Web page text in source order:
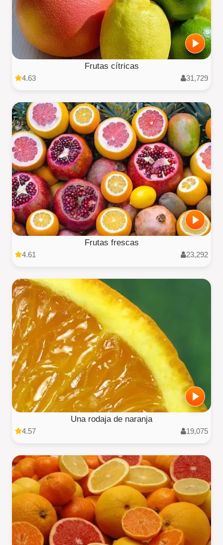
Frutas cítricas
4.63 31,729
Frutas frescas
4.61 23,292
Una rodaja de naranja
4.57 19,075